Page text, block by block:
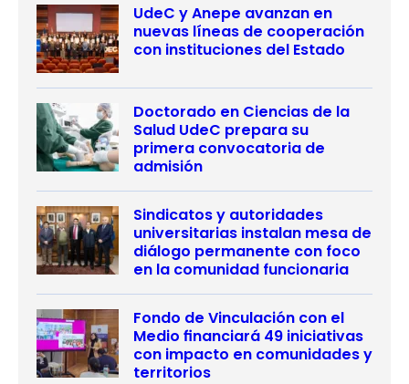
UdeC y Anepe avanzan en
nuevas líneas de cooperación
con instituciones del Estado
Doctorado en Ciencias de la
Salud UdeC prepara su
primera convocatoria de
admisión
Sindicatos y autoridades
universitarias instalan mesa de
diálogo permanente con foco
en la comunidad funcionaria
Fondo de Vinculación con el
Medio financiará 49 iniciativas
con impacto en comunidades y
territorios